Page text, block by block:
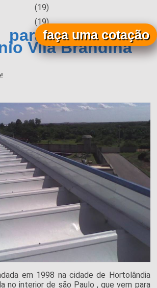
(19)
(19)
para Telhado de
Vila Brandina
em 1998 na cidade de Hortolândia
no interior de são Paulo , que vem para
faça uma cotação